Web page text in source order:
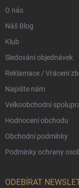
O nás
Náš Blog
Klub
Sledování objednávek
Reklamace / Vrácení
Napište nám
Velkoobchodní
Hodnocení obchodu
Obchodní podmínky
Podmínky ochrany
ODEBÍRAT